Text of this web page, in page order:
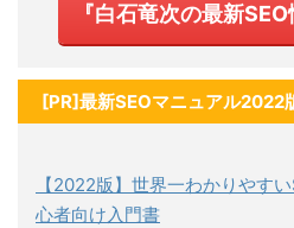
『白石竜次の最新
[PR]最新SEOマニュアル2022
【2022版】世界一わかりやす
心者向け入門書